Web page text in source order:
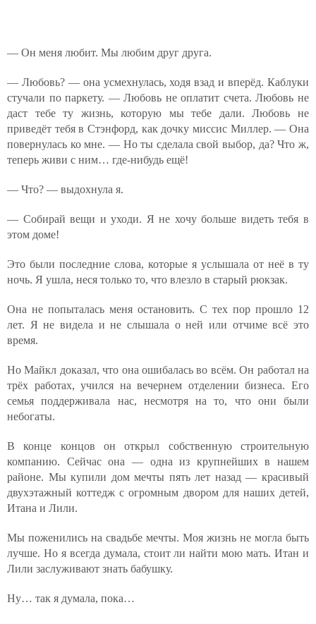
— Он меня любит. Мы любим друг друга.
— Любовь? — она усмехнулась, ходя взад и вперёд. Каблуки
стучали по паркету. — Любовь не оплатит счета. Любовь не
даст тебе ту жизнь, которую мы тебе дали. Любовь не
приведёт тебя в Стэнфорд, как дочку миссис Миллер. — Она
повернулась ко мне. — Но ты сделала свой выбор, да? Что ж,
теперь живи с ним… где-нибудь ещё!
— Что? — выдохнула я.
— Собирай вещи и уходи. Я не хочу больше видеть тебя в
этом доме!
Это были последние слова, которые я услышала от неё в ту
ночь. Я ушла, неся только то, что влезло в старый рюкзак.
Она не попыталась меня остановить. С тех пор прошло 12
лет. Я не видела и не слышала о ней или отчиме всё это
время.
Но Майкл доказал, что она ошибалась во всём. Он работал на
трёх работах, учился на вечернем отделении бизнеса. Его
семья поддерживала нас, несмотря на то, что они были
небогаты.
В конце концов он открыл собственную строительную
компанию. Сейчас она — одна из крупнейших в нашем
районе. Мы купили дом мечты пять лет назад — красивый
двухэтажный коттедж с огромным двором для наших детей,
Итана и Лили.
Мы поженились на свадьбе мечты. Моя жизнь не могла быть
лучше. Но я всегда думала, стоит ли найти мою мать. Итан и
Лили заслуживают знать бабушку.
Ну… так я думала, пока…